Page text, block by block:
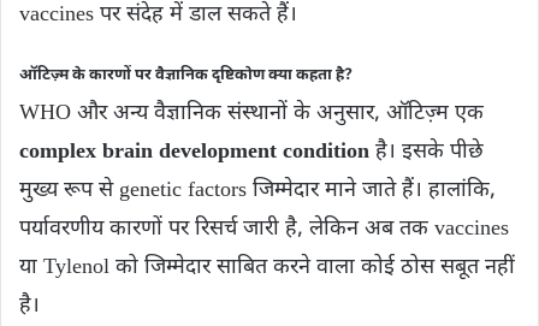
vaccines पर संदेह में डाल सकते हैं।
ऑटिज़्म के कारणों पर वैज्ञानिक दृष्टिकोण क्या कहता है?
WHO और अन्य वैज्ञानिक संस्थानों के अनुसार, ऑटिज़्म एक
complex brain development condition है। इसके पीछे
मुख्य रूप से genetic factors जिम्मेदार माने जाते हैं। हालांकि,
पर्यावरणीय कारणों पर रिसर्च जारी है, लेकिन अब तक vaccines
या Tylenol को जिम्मेदार साबित करने वाला कोई ठोस सबूत नहीं
है।